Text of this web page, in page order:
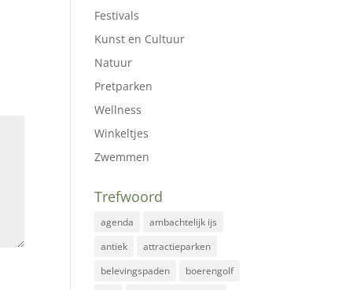
Festivals
Kunst en Cultuur
Natuur
Pretparken
Wellness
Winkeltjes
Zwemmen
Trefwoord
agenda
ambachtelijk ijs
antiek
attractieparken
belevingspaden
boerengolf